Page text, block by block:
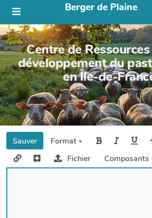
Berger de Plaine
Centre de
développement du
en Île-de-
Sauver
Format
Fichier
Composants